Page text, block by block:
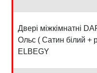
Двері міжкімнатні
Ольс ( Сатин білий +
ELBEGY